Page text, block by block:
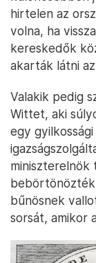
hirtelen az
volna, ha
kereskedők
akarták látni
Valakik pedig
Wittet, aki
egy
miniszterelnök
bűnösnek
sorsát, amikor